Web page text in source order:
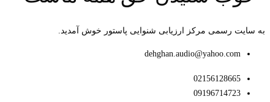
به سایت رسمی مرکز ارزیابی شنوایی پاستور خوش آمدید.
dehghan.audio@yahoo.com
02156128665
09196714723